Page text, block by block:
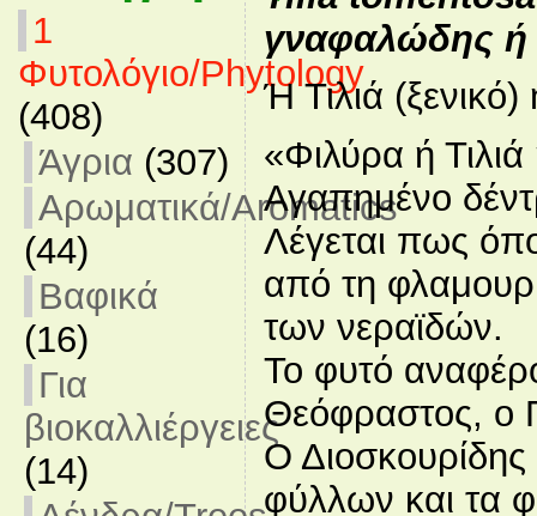
1
Φυτολόγιο/Phytology
(408)
Άγρια (307)
Αρωματικά/Aromatics
(44)
Βαφικά
(16)
Για
βιοκαλλιέργειες
(14)
γναφαλώδης ή
Ή Τιλιά
«Φιλύρα ή
Αγαπημένο
Λέγεται πως
από τη
των νεραϊδών.
Το φυτό
Θεόφραστος, ο
Ο Διοσκουρίδης
φύλλων και τα